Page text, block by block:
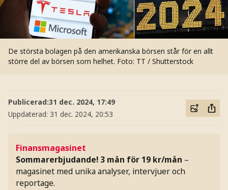
De största bolagen på den amerikanska börsen står för en allt
större del av börsen som helhet. Foto: TT / Shutterstock
Publicerad:31 dec. 2024, 17:49
Uppdaterad: 31 dec. 2024, 20:53
Finansmagasinet
Sommarerbjudande! 3 mån för 19 kr/mån –
magasinet med unika analyser, intervjuer och
reportage.